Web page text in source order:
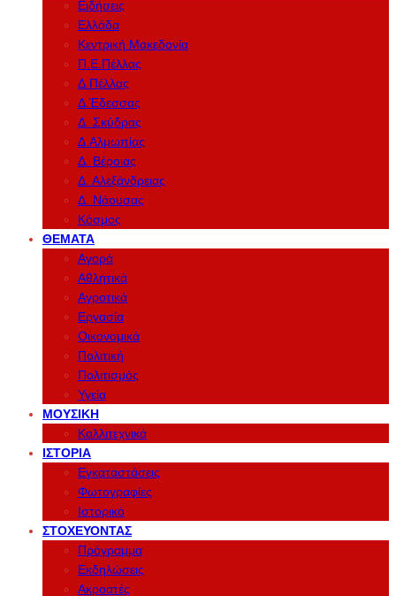
Ειδήσεις
Ελλάδα
Κεντρική Μακεδονία
Π.Ε.Πέλλας
Δ.Πέλλας
Δ.Έδεσσας
Δ. Σκύδρας
Δ.Αλμωπίας
Δ. Βέροιας
Δ. Αλεξάνδρειας
Δ. Νάουσας
Κόσμος
ΘΈΜΑΤΑ
Αγορά
Αθλητικά
Αγροτικά
Εργασία
Οικονομικά
Πολιτική
Πολιτισμός
Υγεία
ΜΟΥΣΙΚΉ
Καλλιτεχνικά
ΙΣΤΟΡΊΑ
Εγκαταστάσεις
Φωτογραφίες
Ιστορικό
ΣΤΟΧΕΎΟΝΤΑΣ
Πρόγραμμα
Εκδηλώσεις
Ακροατές